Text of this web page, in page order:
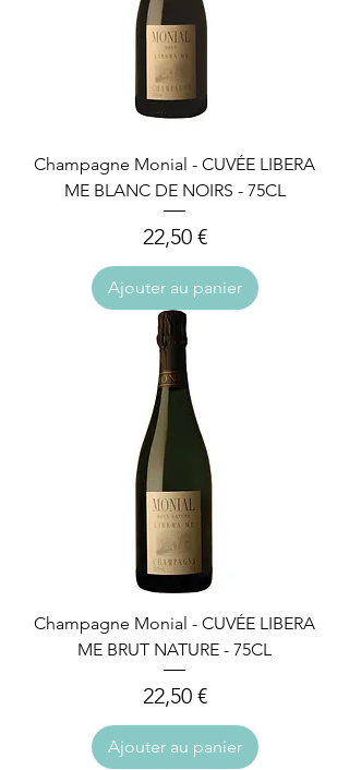
Champagne Monial - CUVÉE LIBERA
ME BLANC DE NOIRS - 75CL
Prix
22,50 €
Ajouter au panier
Champagne Monial - CUVÉE LIBERA
ME BRUT NATURE - 75CL
Prix
22,50 €
Ajouter au panier